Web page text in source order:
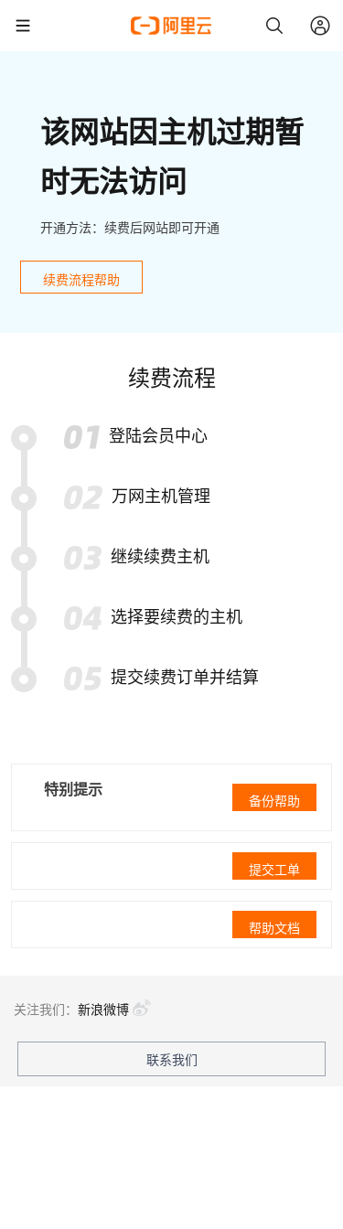
该网站因主机过期暂
时无法访问
开通方法：续费后网站即可开通
续费流程帮助
续费流程
登陆会员中心
万网主机管理
继续续费主机
选择要续费的主机
提交续费订单并结算
特别提示
备份帮助
提交工单
帮助文档